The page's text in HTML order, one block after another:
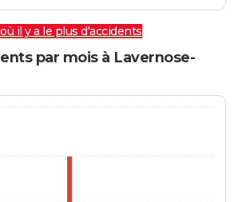
il y a le plus d'accidents
par mois à Lavernose-